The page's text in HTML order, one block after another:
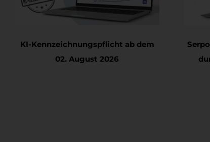
KI-Kennzeichnungspflicht ab dem
02. August 2026